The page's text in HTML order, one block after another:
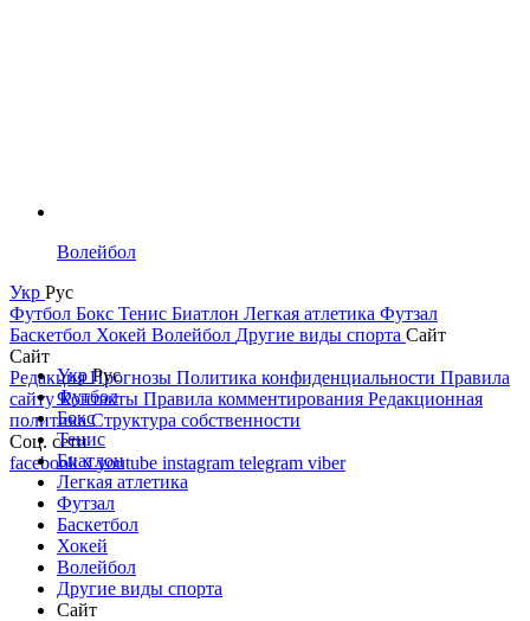
Волейбол
Укр Рус
Футбол Бокс Тенис Биатлон Легкая атлетика Футзал
Баскетбол Хокей Волейбол Другие виды спорта Сайт
Сайт
РедакцияПрогнозы Политика конфиденциальности Правила
сайтуКонтакты Правила комментирования Редакционная
политикаСтруктура собственности
Соц. сети
facebookxyoutube instagram telegram viber
УкрРус
Футбол
Бокс
Тенис
Биатлон
Легкая атлетика
Футзал
Баскетбол
Хокей
Волейбол
Другие виды спорта
Сайт